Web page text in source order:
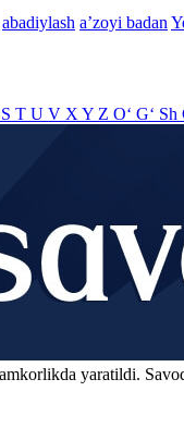
abadiylash aʼzoyi badan
S T U V XY Z O‘ G‘ Sh
yaratildi.